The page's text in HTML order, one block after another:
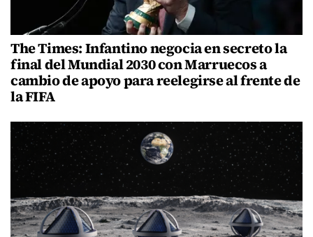
The Times: Infantino negocia en secreto la
final del Mundial 2030 con Marruecos a
cambio de apoyo para reelegirse al frente de
la FIFA